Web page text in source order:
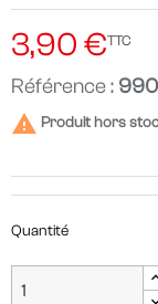
3,90 €TTC
Référence :
 Produit hors
Quantité